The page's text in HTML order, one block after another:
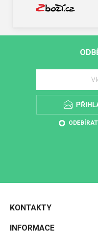
ODEBÍRAT
KONTAKTY
INFORMACE